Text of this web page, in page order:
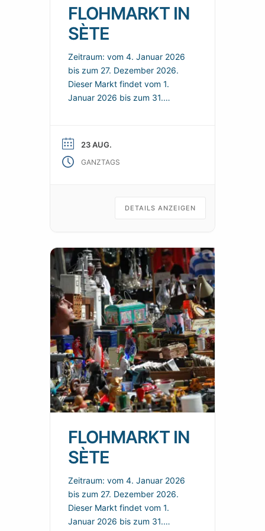
FLOHMARKT IN
SÈTE
Zeitraum: vom 4. Januar 2026
bis zum 27. Dezember 2026.
Dieser Markt findet vom 1.
Januar 2026 bis zum 31.
der Nähe und nützliche
praktische Informationen, um
Ihren Besuch zu organisieren.
Schnäppchen suchen.
23 AUG.
GANZTAGS
DETAILS ANZEIGEN
FLOHMARKT IN
SÈTE
Zeitraum: vom 4. Januar 2026
bis zum 27. Dezember 2026.
Dieser Markt findet vom 1.
Januar 2026 bis zum 31.